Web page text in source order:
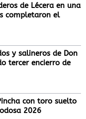
de Lécera en una
completaron el
y salineros de Don
tercer encierro de
con toro suelto
2026